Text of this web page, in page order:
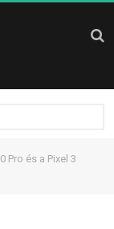
Pro és a Pixel 3